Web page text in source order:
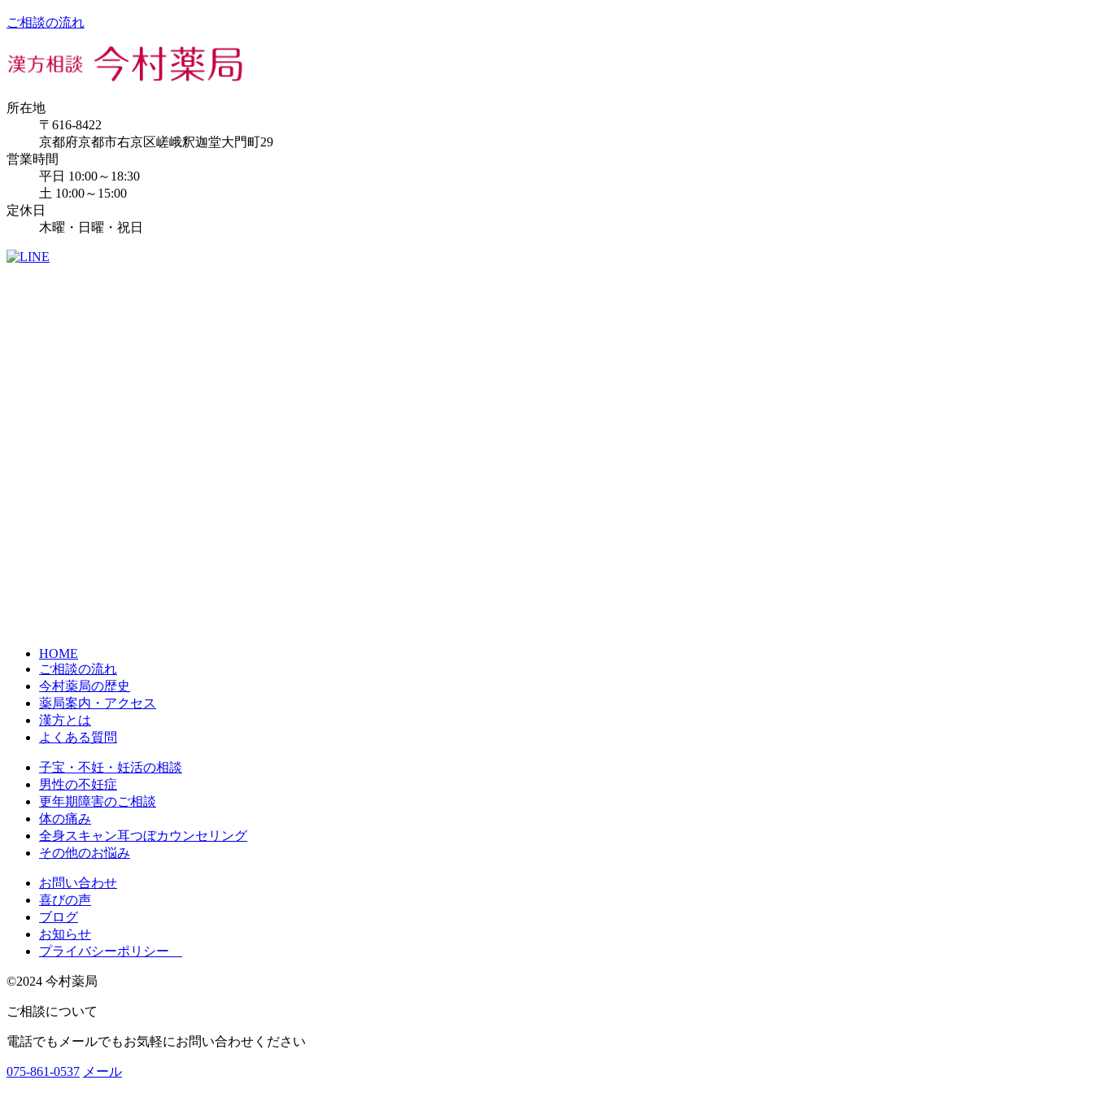
ご相談の流れ
所在地
〒616-8422
京都府京都市右京区嵯峨釈迦堂大門町29
営業時間
平日 10:00～18:30
土 10:00～15:00
定休日
木曜・日曜・祝日
HOME
ご相談の流れ
今村薬局の歴史
薬局案内・アクセス
漢方とは
よくある質問
子宝・不妊・妊活の相談
男性の不妊症
更年期障害のご相談
体の痛み
全身スキャン耳つぼカウンセリング
その他のお悩み
お問い合わせ
喜びの声
ブログ
お知らせ
プライバシーポリシー
©2024 今村薬局
ご相談について
電話でもメールでもお気軽にお問い合わせください
075-861-0537 メール